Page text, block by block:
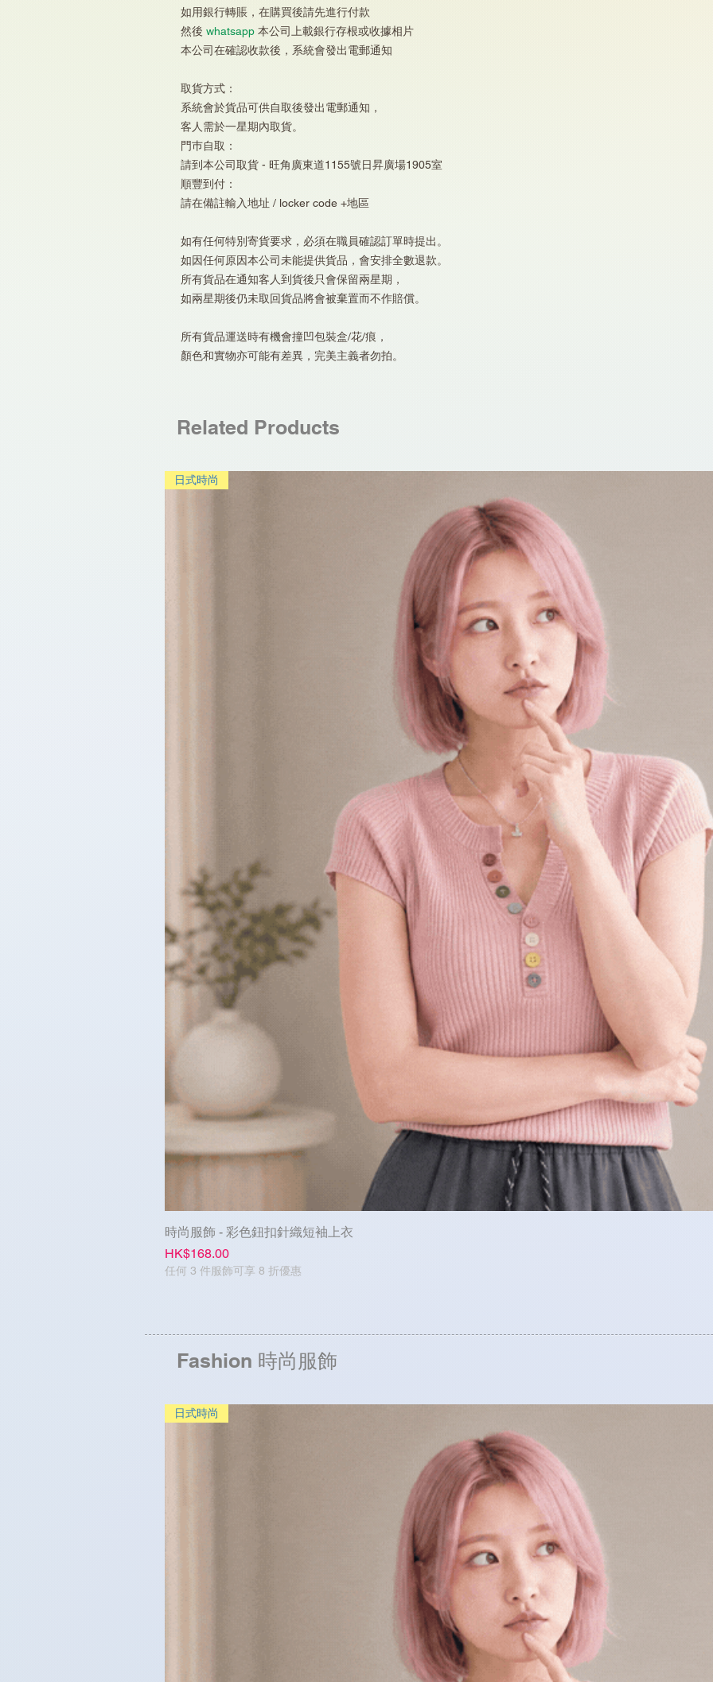
如用銀行轉賬，在購買後請先進行付款
然後 whatsapp 本公司上載銀行存根或收據相片
本公司在確認收款後，系統會發出電郵通知
取貨方式：
系統會於貨品可供自取後發出電郵通知，
客人需於一星期內取貨。
門巿自取：
請到本公司取貨 - 旺角廣東道1155號日昇廣場1905室
順豐到付：
請在備註輸入地址 / locker code +地區
如有任何特別寄貨要求，必須在職員確認訂單時提出。
如因任何原因本公司未能提供貨品，會安排全數退款。
所有貨品在通知客人到貨後只會保留兩星期，
如兩星期後仍未取回貨品將會被棄置而不作賠償。
所有貨品運送時有機會撞凹包裝盒/花/痕，
顏色和實物亦可能有差異，完美主義者勿拍。
Related Products
日式時尚
時尚服飾 - 彩色鈕扣針織短袖上衣
Price
HK$168.00
任何 3 件服飾可享 8 折優惠
Fashion 時尚服飾
日式時尚